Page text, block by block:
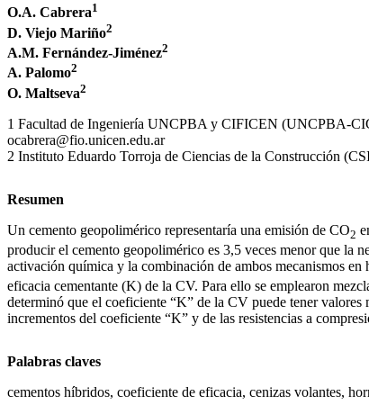
O.A. Cabrera1
D. Viejo Mariño2
A.M. Fernández-Jiménez2
A. Palomo2
O. Maltseva2
1 Facultad de Ingeniería UNCPBA y CIFICEN (UNCPBA-
ocabrera@fio.unicen.edu.ar
2 Instituto Eduardo Torroja de Ciencias de la Construcción
Resumen
Un cemento geopolimérico representaría una emisión de CO2
producir el cemento geopolimérico es 3,5 veces menor que la
activación química y la combinación de ambos mecanismos
eficacia cementante (K) de la CV. Para ello se emplearon
determinó que el coeficiente “K” de la CV puede tener
incrementos del coeficiente “K” y de las resistencias a
Palabras claves
cementos híbridos, coeficiente de eficacia, cenizas volantes,